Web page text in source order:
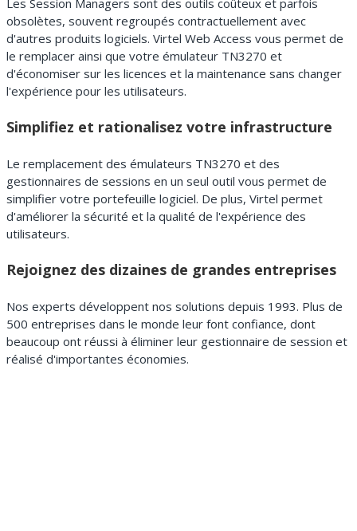
obsolètes, souvent regroupés contractuellement avec
d'autres produits logiciels. Virtel Web Access vous permet de
le remplacer ainsi que votre émulateur TN3270 et
d'économiser sur les licences et la maintenance sans changer
l'expérience pour les utilisateurs.
Simplifiez et rationalisez votre infrastructure
Le remplacement des émulateurs TN3270 et des
gestionnaires de sessions en un seul outil vous permet de
simplifier votre portefeuille logiciel. De plus, Virtel permet
d'améliorer la sécurité et la qualité de l'expérience des
utilisateurs.
Rejoignez des dizaines de grandes entreprises
Nos experts développent nos solutions depuis 1993. Plus de
500 entreprises dans le monde leur font confiance, dont
beaucoup ont réussi à éliminer leur gestionnaire de session et
réalisé d'importantes économies.